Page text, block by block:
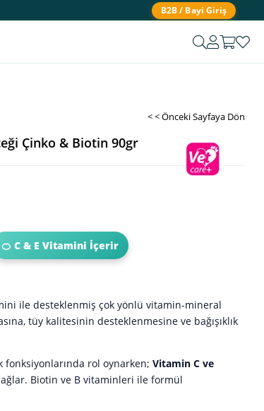
B2B / Bayi Giriş
< < Önceki Sayfaya Dön
Çinko & Biotin 90gr
🍊 C & E Vitamini İçerir
ile desteklenmiş çok yönlü vitamin-mineral
tüy kalitesinin desteklenmesine ve bağışıklık
fonksiyonlarında rol oynarken; Vitamin C ve
Biotin ve B vitaminleri ile formül